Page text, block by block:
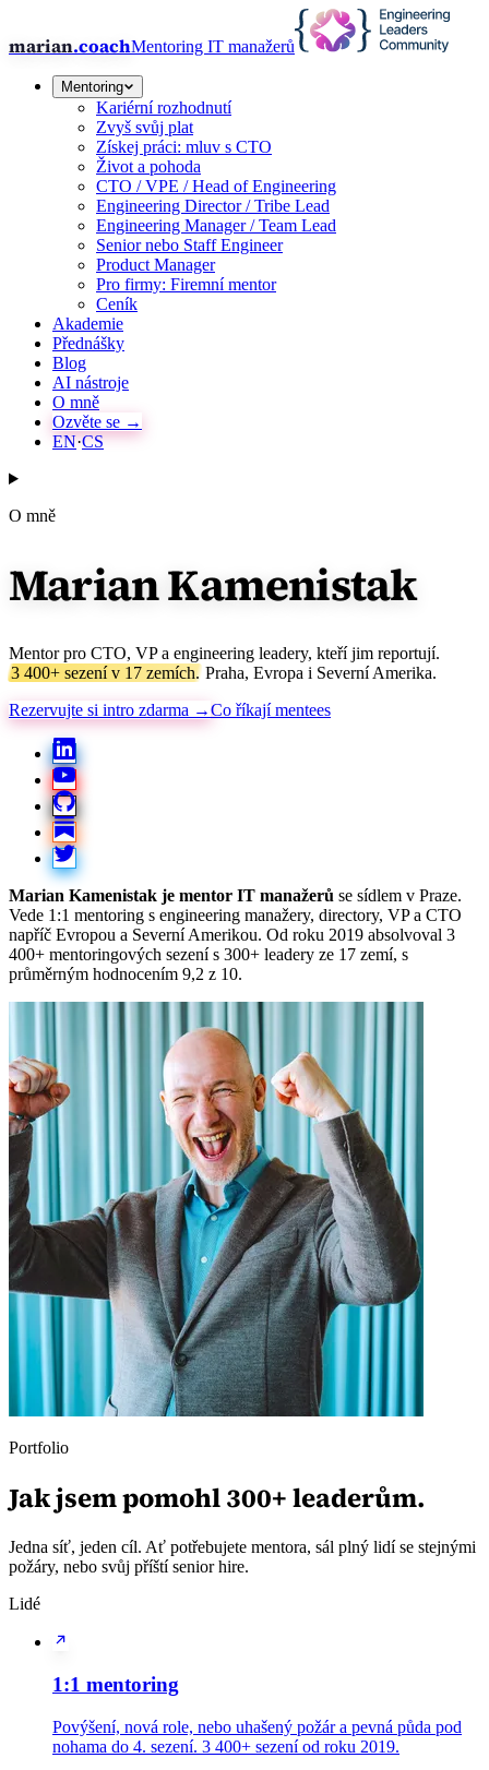
marian.coachMentoring IT manažerů
Mentoring
Kariérní rozhodnutí
Zvyš svůj plat
Získej práci: mluv s CTO
Život a pohoda
CTO / VPE / Head of Engineering
Engineering Director / Tribe Lead
Engineering Manager / Team Lead
Senior nebo Staff Engineer
Product Manager
Pro firmy: Firemní mentor
Ceník
Akademie
Přednášky
Blog
AI nástroje
O mně
Ozvěte se →
EN·CS
O mně
MarianKamenistak
Mentor pro CTO, VP a engineering leadery, kteří jim reportují.
3 400+ sezení v 17 zemích.Praha, Evropa i Severní Amerika.
Rezervujte si intro zdarma →Co říkají mentees
Marian Kamenistak je mentor IT manažerů se sídlem v Praze.
Vede 1:1 mentoring s engineering manažery, directory, VP a CTO
napříč Evropou a Severní Amerikou. Od roku 2019 absolvoval 3
400+ mentoringových sezení s 300+ leadery ze 17 zemí, s
průměrným hodnocením 9,2 z 10.
Portfolio
Jak jsem pomohl 300+ leaderům.
Jedna síť, jeden cíl. Ať potřebujete mentora, sál plný lidí se stejnými
požáry, nebo svůj příští senior hire.
Lidé
1:1 mentoring
Povýšení, nová role, nebo uhašený požár a pevná půda pod
nohama do 4. sezení. 3 400+ sezení od roku 2019.